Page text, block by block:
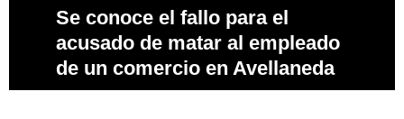
Se conoce el fallo para el
acusado de matar al empleado
de un comercio en Avellaneda